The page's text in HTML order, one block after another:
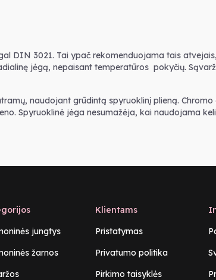
DIN 3021. Tai ypač rekomenduojama tais
jėgą, nepaisant temperatūros pokyčių.
naudojant grūdintą spyruoklinį plieną.
Spyruoklinė jėga nesumažėja, kai naudojama
jungtys
žarnos
Klientams
Pristatymas
Privatumo politika
Pirkimo taisyklės